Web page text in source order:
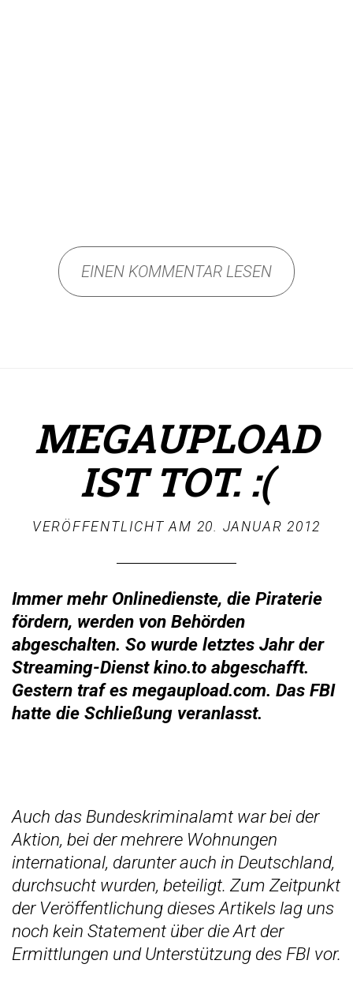
EINEN KOMMENTAR LESEN
MEGAUPLOAD
IST TOT. :(
VERÖFFENTLICHT AM 20. JANUAR 2012
Immer mehr Onlinedienste, die Piraterie
fördern, werden von Behörden
abgeschalten. So wurde letztes Jahr der
Streaming-Dienst kino.to abgeschafft.
Gestern traf es megaupload.com. Das FBI
hatte die Schließung veranlasst.
Auch das Bundeskriminalamt war bei der
Aktion, bei der mehrere Wohnungen
international, darunter auch in Deutschland,
durchsucht wurden, beteiligt. Zum Zeitpunkt
der Veröffentlichung dieses Artikels lag uns
noch kein Statement über die Art der
Ermittlungen und Unterstützung des FBI vor.